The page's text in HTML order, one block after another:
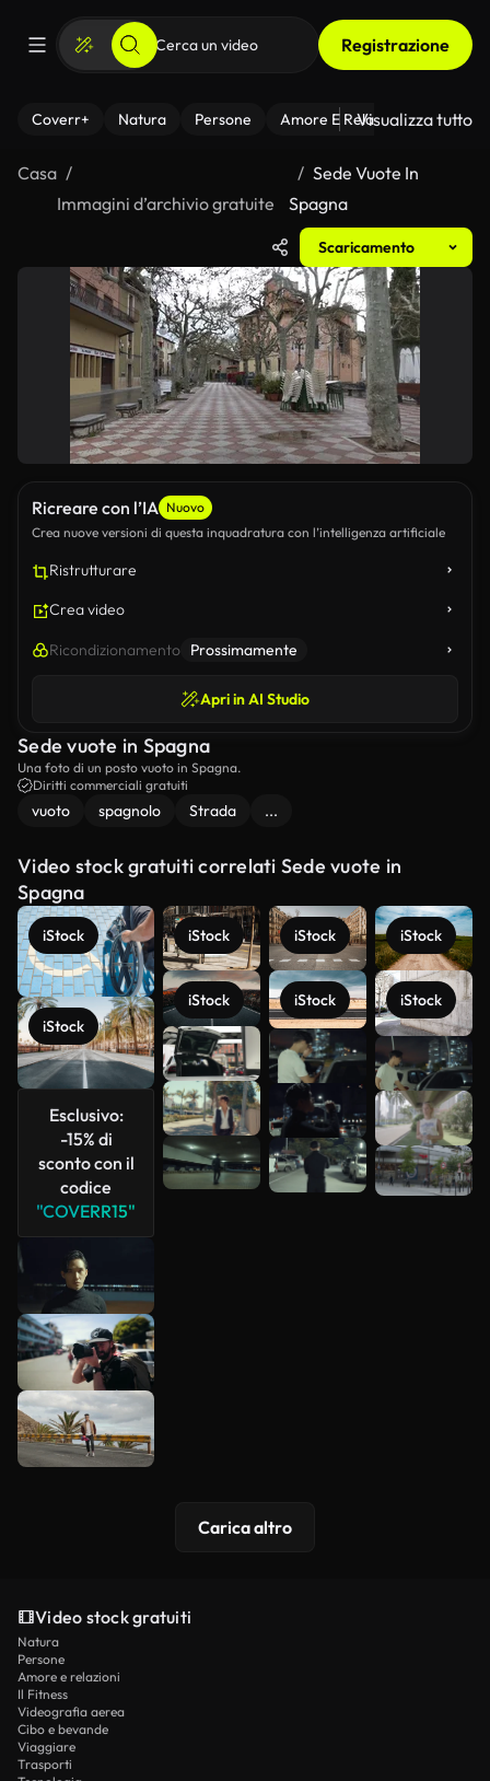
Registrazione
Coverr+ Natura Persone Amore E Relazioni Il
Visualizza tutto
Casa
Immagini d’archivio gratuite
Sede Vuote In
Spagna
Scaricamento
Ricreare con l’IA Nuovo
Crea nuove versioni di questa inquadratura con l’intelligenza artificiale
Ristrutturare
Crea video
Ricondizionamento Prossimamente
Apri in AI Studio
Sede vuote in Spagna
Una foto di un posto vuoto in Spagna.
Diritti commerciali gratuiti
vuoto spagnolo Strada ...
Video stock gratuiti correlati Sede vuote in
Spagna
iStock
iStock
Esclusivo:
-15% di
sconto con il
codice
"COVERR15"
iStock
iStock
iStock
iStock
iStock
iStock
Scopri di
più
Carica altro
Video stock gratuiti
Natura
Persone
Amore e relazioni
Il Fitness
Videografia aerea
Cibo e bevande
Viaggiare
Trasporti